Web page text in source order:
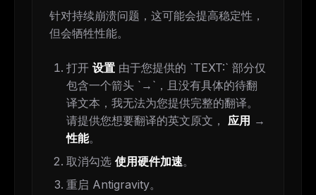
针对持续崩溃问题，这可能会提高稳定性，
但会牺牲性能。
打开 设置 由于您提供的 `TEXT:` 部分仅
包含一个箭头 `→`，且没有具体的待翻
译文本，我无法为您提供完整的翻译。
请提供您想要翻译的英文原文，
应用 →
性能。
取消勾选 使用硬件加速。
重启 Antigravity。